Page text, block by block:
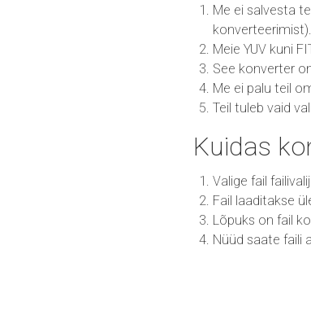
Me ei salvesta
konverteerimist).
Meie YUV kuni
See konverter
Me ei palu teil
Teil tuleb vaid
Kuidas
Valige fail
Fail laaditakse
Lõpuks on fail
Nüüd saate faili